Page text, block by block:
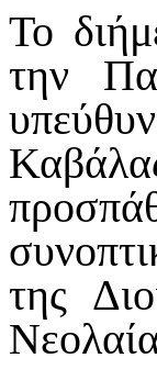
Το
την
της